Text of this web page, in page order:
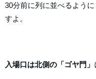
30分前に列に並べるよう
すよ。
入場口は北側の「ゴヤ門」